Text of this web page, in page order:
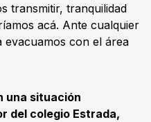
transmitir, tranquilidad
acá. Ante cualquier
evacuamos con el área
una situación
del colegio Estrada,